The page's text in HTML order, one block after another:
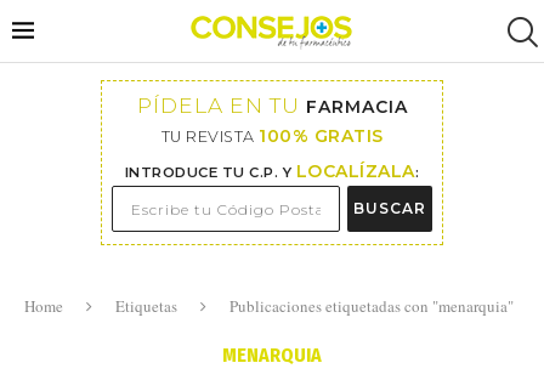
PÍDELA EN TU FARMACIA
TU REVISTA 100% GRATIS
INTRODUCE TU C.P. Y LOCALÍZALA:
BUSCAR
Home Etiquetas Publicaciones etiquetadas con "menarquia"
MENARQUIA